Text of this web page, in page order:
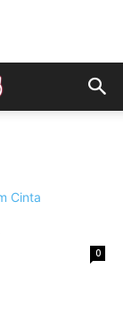
0